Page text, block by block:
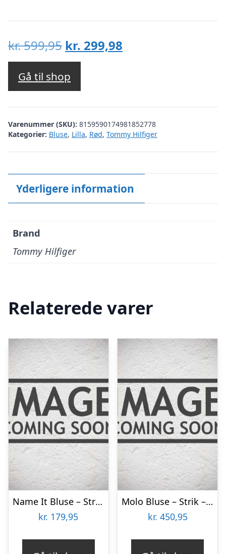
kr.599,95 Den
oprindelige
pris
var:
kr. 599,95.
kr. 299,98
kr. 299,98.
Gå til shop
Varenummer (SKU): 8159590174981852778
Kategorier: Bluse, Lilla, Rød, Tommy Hilfiger
Yderligere information
Brand
Tommy Hilfiger
Relaterede varer
Name It Bluse – Strik – NkfLine – Purple Rose/Cloud Dancer
kr. 179,95
Molo Bluse – Strik – Grada – Purple Mix
kr. 450,95